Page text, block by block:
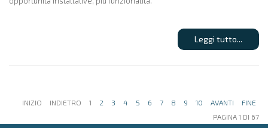
Leggi tutto...
INIZIO INDIETRO 1 2 3 4 5 6 7 8 9 10 AVANTI
FINE
PAGINA 1 DI 67